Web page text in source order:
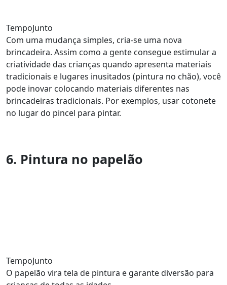
TempoJunto
Com uma mudança simples, cria-se uma nova
brincadeira. Assim como a gente consegue estimular a
criatividade das crianças quando apresenta materiais
tradicionais e lugares inusitados (pintura no chão), você
pode inovar colocando materiais diferentes nas
brincadeiras tradicionais. Por exemplos, usar cotonete
no lugar do pincel para pintar.
6. Pintura no papelão
TempoJunto
O papelão vira tela de pintura e garante diversão para